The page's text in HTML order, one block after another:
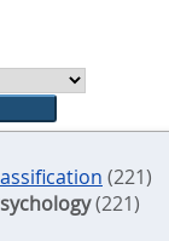
(221)
(221)